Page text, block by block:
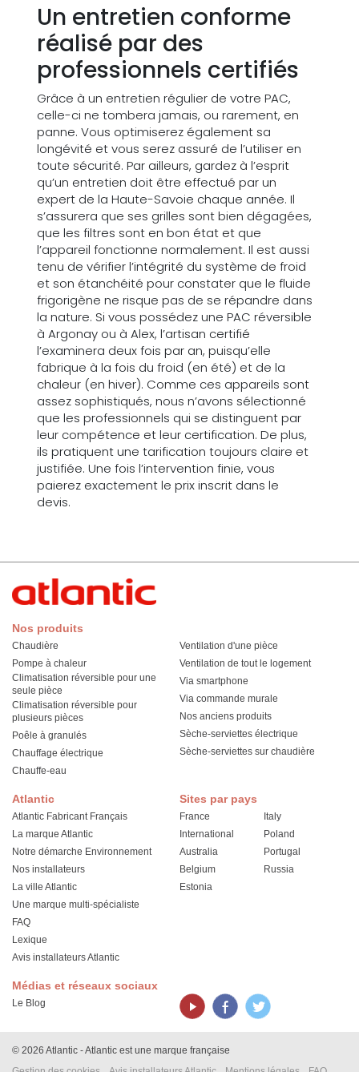
Un entretien conforme
réalisé par des
professionnels certifiés
Grâce à un entretien régulier de votre PAC,
celle-ci ne tombera jamais, ou rarement, en
panne. Vous optimiserez également sa
longévité et vous serez assuré de l’utiliser en
toute sécurité. Par ailleurs, gardez à l’esprit
qu’un entretien doit être effectué par un
expert de la Haute-Savoie chaque année. Il
s’assurera que ses grilles sont bien dégagées,
que les filtres sont en bon état et que
l’appareil fonctionne normalement. Il est aussi
tenu de vérifier l’intégrité du système de froid
et son étanchéité pour constater que le fluide
frigorigène ne risque pas de se répandre dans
la nature. Si vous possédez une PAC réversible
à Argonay ou à Alex, l’artisan certifié
l’examinera deux fois par an, puisqu’elle
fabrique à la fois du froid (en été) et de la
chaleur (en hiver). Comme ces appareils sont
assez sophistiqués, nous n’avons sélectionné
que les professionnels qui se distinguent par
leur compétence et leur certification. De plus,
ils pratiquent une tarification toujours claire et
justifiée. Une fois l’intervention finie, vous
paierez exactement le prix inscrit dans le
devis.
Atlantic
Atlantic Fabricant Français
La marque Atlantic
Notre démarche Environnement
Nos installateurs
La ville Atlantic
Une marque multi-spécialiste
FAQ
Lexique
Avis installateurs Atlantic
Nos produits
Chaudière
Pompe à chaleur
Climatisation réversible pour une
seule pièce
Climatisation réversible pour
plusieurs pièces
Poêle à granulés
Chauffage électrique
Chauffe-eau
Ventilation d'une pièce
Ventilation de tout le logement
Via smartphone
Via commande murale
Nos anciens produits
Sèche-serviettes électrique
Sèche-serviettes sur chaudière
Sites par pays
France
International
Australia
Belgium
Estonia
Italy
Poland
Portugal
Russia
Médias et réseaux sociaux
Le Blog
© 2026 Atlantic - Atlantic est une marque française